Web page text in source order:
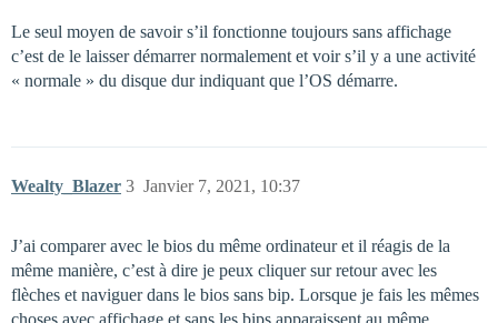
Le seul moyen de savoir s’il fonctionne toujours sans affichage
c’est de le laisser démarrer normalement et voir s’il y a une activité
« normale » du disque dur indiquant que l’OS démarre.
Wealty_Blazer Janvier 7, 2021, 10:37
3
J’ai comparer avec le bios du même ordinateur et il réagis de la
même manière, c’est à dire je peux cliquer sur retour avec les
flèches et naviguer dans le bios sans bip. Lorsque je fais les mêmes
choses avec affichage et sans les bips apparaissent au même